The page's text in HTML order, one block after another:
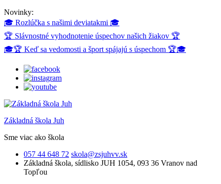
Novinky:
🎓 Rozlúčka s našimi deviatakmi 🎓
🏆 Slávnostné vyhodnotenie úspechov našich žiakov 🏆
🎓🏆 Keď sa vedomosti a šport spájajú s úspechom 🏆🎓
Základná škola Juh
Sme viac ako škola
057 44 648 72 skola@zsjuhvv.sk
Základná škola, sídlisko JUH 1054, 093 36 Vranov nad
Topľou